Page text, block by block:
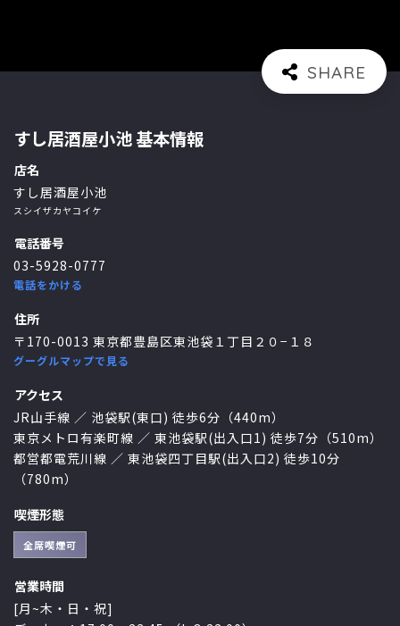
すし居酒屋小池 基本情報
店名
すし居酒屋小池
スシイザカヤコイケ
電話番号
03-5928-0777
電話をかける
住所
〒170-0013 東京都豊島区東池袋１丁目２０−１８
グーグルマップで見る
アクセス
JR山手線 ／ 池袋駅(東口) 徒歩6分（440m）
東京メトロ有楽町線 ／ 東池袋駅(出入口1) 徒歩7分（510m）
都営都電荒川線 ／ 東池袋四丁目駅(出入口2) 徒歩10分
（780m）
喫煙形態
全席喫煙可
営業時間
[月~木・日・祝]